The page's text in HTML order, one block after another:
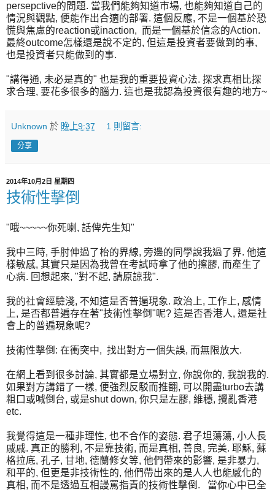
persepctive的問題. 當我們能夠知道市場, 也能夠知道自己的
情況與觀點, 便能作出合適的部署. 這個反應, 不是一個基於恐
慌與焦慮的reaction或inaction, 而是一個基於信念的Action.
最終outcome怎樣還是說不定的, 但這是投資者要做到的事,
也是投資者只能做到的事.
"講得通, 未必是真的" 也是我的重要投資心法. 探求真相比探
求合理, 要花多很多的腦力. 這也是我認為投資很有趣的地方~
Unknown 於 晚上9:37 1 則留言:
分享
2014年10月2日 星期四
技術性擊倒
"哦~~~~~你死喇, 話俾先生知"
我中三時, 手肘伸過了枱的界線, 旁邊的同學說我過了界. 他這
樣敏感, 其實只是因為我曾在考試時拿了他的擦膠, 而產生了
心病. 回想起來, "對不起, 請原諒我".
我的社會經驗淺, 不知這是否普遍現象. 政治上, 工作上, 感情
上, 是否都普遍存在著"技術性擊倒"呢? 這是否香港人, 還是社
會上的普遍現象呢?
技術性擊倒: 在衝突中, 找出對方一個失誤, 而無限放大.
在網上看到很多討論, 其實都是立場對立, 你說你的, 我說我的.
如果對方講錯了一樣, 便強烈反駁而推翻, 可以開盡turbo去講
粗口或喊倒台, 或是shut down, 你只是左膠, 維穩, 攪亂香港
etc.
我覺得這是一種非理性, 也不合作的姿態. 君子坦蕩蕩, 小人長
戚戚. 真正的勝利, 不是靠技術, 而是真相, 善良, 完美. 耶穌, 蘇
格拉底, 孔子, 甘地, 德蘭修女等, 他們帶來的影響, 是非暴力,
和平的, 但更是非技術性的, 他們帶出來的是人人也能感化的
真相, 而不是透過互相謾罵指責的技術性擊倒. 當你心中已全